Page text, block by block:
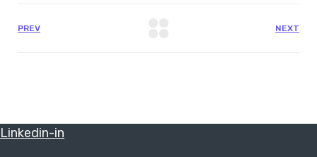
PREV NEXT
Linkedin-in